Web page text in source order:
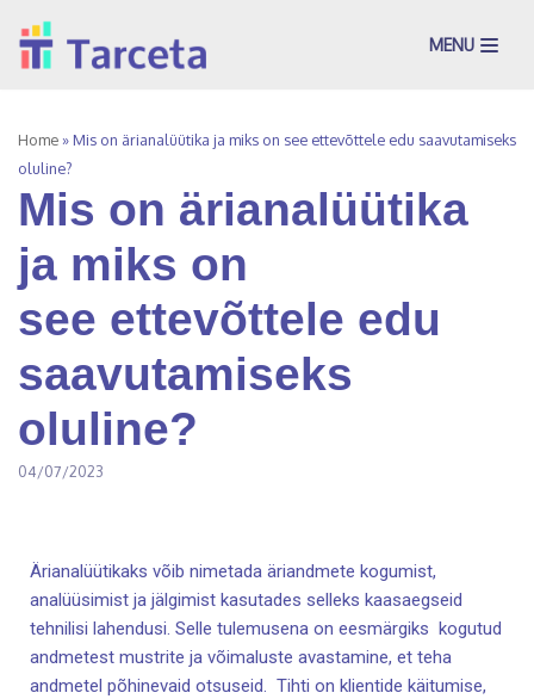
Skip
MENU
Home » Mis on ärianalüütika ja miks on see ettevõttele edu saavutamiseks
oluline?
Mis on ärianalüütika
ja miks on
see ettevõttele edu
saavutamiseks
oluline?
04/07/2023
Ärianalüütikaks võib nimetada äriandmete kogumist,
analüüsimist ja jälgimist kasutades selleks kaasaegseid
tehnilisi lahendusi. Selle tulemusena on eesmärgiks kogutud
andmetest mustrite ja võimaluste avastamine, et teha
andmetel põhinevaid otsuseid. Tihti on klientide käitumise,